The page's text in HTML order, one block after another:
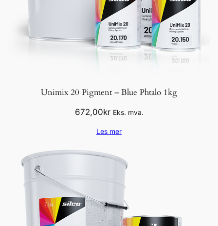
Unimix 20 Pigment – Blue Phtalo 1kg
672,00kr Eks. mva.
Les mer